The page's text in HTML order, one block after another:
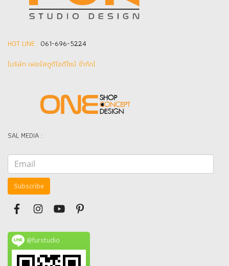
HOT LINE : 061-696-5224
(บริษัท เฟอร์สตูดิโอดีไซน์ จำกัด]
SAL MEDIA :
Subscribe
@furstudio